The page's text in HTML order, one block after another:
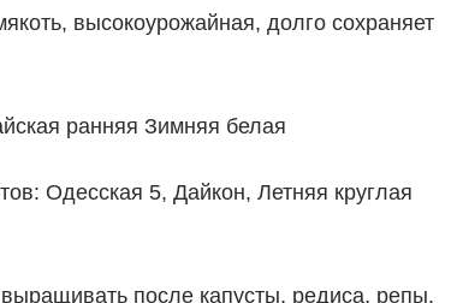
высокоурожайная, долго сохраняет
ранняя Зимняя белая
Одесская 5, Дайкон, Летняя круглая
после капусты, редиса, репы.